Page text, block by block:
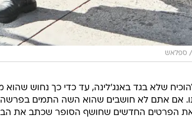
/ ספלאש
שלא בגד באנג'לינה, עד כדי כך נחוש שהוא
אם אתם לא חושבים שהוא השה התמים בפרשה
הפרטים החדשים שחושף הסופר שכתב את